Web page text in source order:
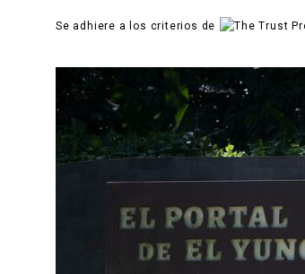
Se adhiere a los criterios de